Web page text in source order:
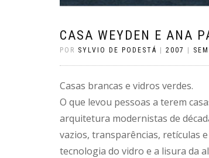
CASA WEYDEN E ANA
POR SYLVIO DE PODESTÁ 2007
Casas brancas e vidros verdes.
O que levou pessoas a terem
arquitetura modernistas de
vazios, transparências, retículas
tecnologia do vidro e a lisura da